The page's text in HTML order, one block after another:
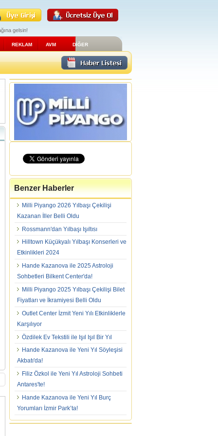
gelsin!
REKLAM AVM DİĞER
Benzer Haberler
Milli Piyango 2026 Yılbaşı Çekilişi
Kazanan İller Belli Oldu
Rossmann'dan Yılbaşı Işıltısı
Hilltown Küçükyalı Yılbaşı Konserleri ve
Etkinlikleri 2024
Hande Kazanova ile 2025 Astroloji
Sohbetleri Bilkent Center'da!
Milli Piyango 2025 Yılbaşı Çekilişi Bilet
Fiyatları ve İkramiyesi Belli Oldu
Outlet Center İzmit Yeni Yılı Etkinliklerle
Karşılıyor
Özdilek Ev Tekstili ile Işıl Işıl Bir Yıl
Hande Kazanova ile Yeni Yıl Söyleşisi
Akbatı'da!
Filiz Özkol ile Yeni Yıl Astroloji Sohbeti
Antares'te!
Hande Kazanova ile Yeni Yıl Burç
Yorumları İzmir Park’ta!